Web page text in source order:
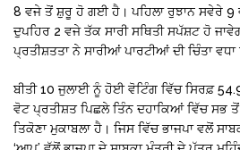
8 ਵਜੇ ਤੋਂ ਸ਼ੁਰੂ ਹੋ ਗਈ ਹੈ। ਪਹਿਲਾ ਰੁਝਾਨ ਸਵੇਰੇ
ਦੁਪਹਿਰ 2 ਵਜੇ ਤੱਕ ਸਾਰੀ ਸਥਿਤੀ ਸਪੱਸ਼ਟ ਹੋ
ਪ੍ਰਤੀਸ਼ਤਤਾ ਨੇ ਸਾਰੀਆਂ ਪਾਰਟੀਆਂ ਦੀ ਚਿੰਤਾ ਵਧਾ
ਬੀਤੀ 10 ਜੁਲਾਈ ਨੂੰ ਹੋਈ ਵੋਟਿੰਗ ਵਿੱਚ ਸਿਰਫ਼
ਵੋਟ ਪ੍ਰਤੀਸ਼ਤ ਪਿਛਲੇ ਤਿੰਨ ਦਹਾਕਿਆਂ ਵਿੱਚ ਸਭ
ਤਿਕੋਣਾ ਮੁਕਾਬਲਾ ਹੈ। ਜਿਸ ਵਿੱਚ ਭਾਜਪਾ ਵਲੋਂ